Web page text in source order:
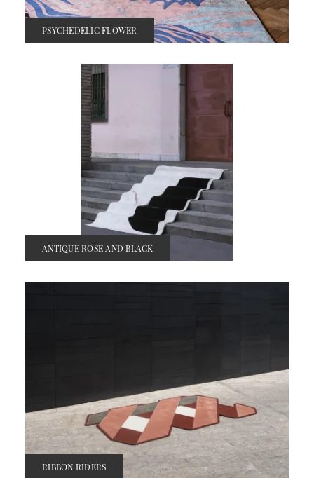
PSYCHEDELIC FLOWER
ANTIQUE ROSE AND BLACK
RIBBON RIDERS